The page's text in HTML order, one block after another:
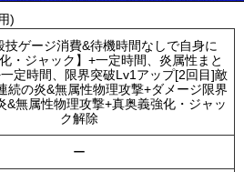
)
技ゲージ消費&待機時間なしで自身に
化・ジャック】+一定時間、炎属性まと
定時間、限界突破Lv1アップ[2回目]敵
続の炎&無属性物理攻撃+ダメージ限界
&無属性物理攻撃+真奥義強化・ジャッ
ク解除
ー